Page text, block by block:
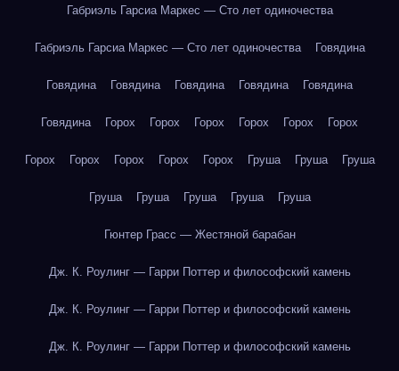
Габриэль Гарсиа Маркес — Сто лет одиночества
Габриэль Гарсиа Маркес — Сто лет одиночества Говядина
Говядина Говядина Говядина Говядина Говядина
Говядина Горох Горох Горох Горох Горох Горох
Горох Горох Горох Горох Горох Груша Груша Груша
Груша Груша Груша Груша Груша
Гюнтер Грасс — Жестяной барабан
Дж. К. Роулинг — Гарри Поттер и философский камень
Дж. К. Роулинг — Гарри Поттер и философский камень
Дж. К. Роулинг — Гарри Поттер и философский камень